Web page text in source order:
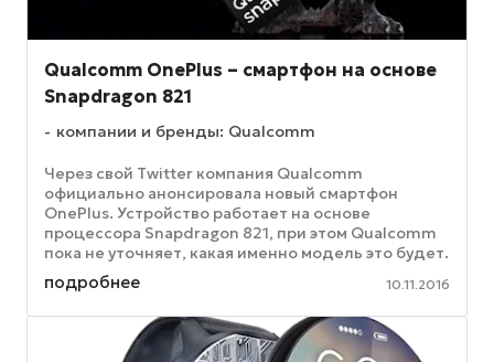
Qualcomm OnePlus – смартфон на основе
Snapdragon 821
компании и бренды: Qualcomm
Через свой Twitter компания Qualcomm
официально анонсировала новый смартфон
OnePlus. Устройство работает на основе
процессора Snapdragon 821, при этом Qualcomm
пока не уточняет, какая именно модель это будет.
Однако производитель утверждает, что ...
подробнее 10.11.2016